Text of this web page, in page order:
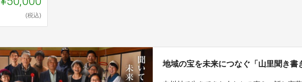
(税込)
地域の宝を未来につなぐ「山里聞き書